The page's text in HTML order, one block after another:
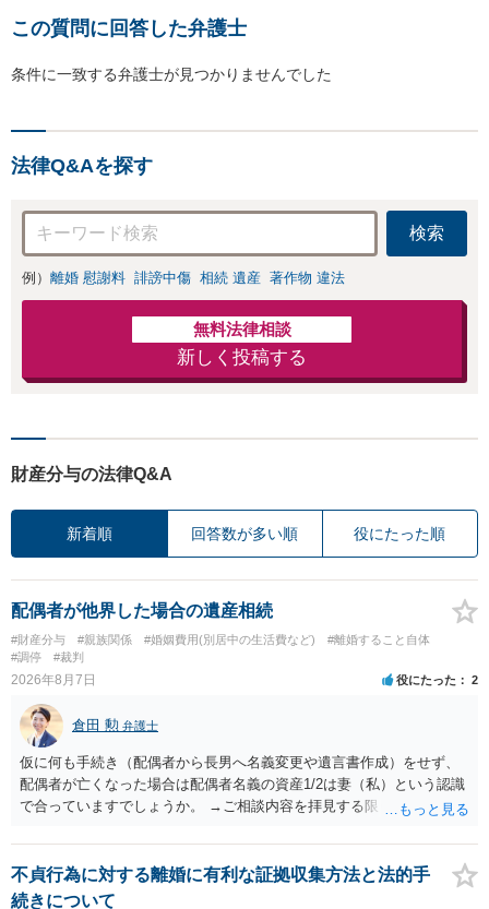
この質問に回答した弁護士
条件に一致する弁護士が見つかりませんでした
法律Q&Aを探す
検索
例） 離婚 慰謝料 誹謗中傷 相続 遺産 著作物 違法
無料法律相談
新しく投稿する
財産分与の法律Q&A
新着順 回答数が多い順 役にたった順
配偶者が他界した場合の遺産相続
#財産分与 #親族関係 #婚姻費用(別居中の生活費など)
#離婚すること自体
#調停
#裁判
2026年8月7日 役にたった 2
倉田 勲 弁護士
仮に何も手続き（配偶者から長男へ名義変更や遺言書作成）をせず、
配偶者が亡くなった場合は配偶者名義の資産1/2は妻（私）という認識
で合っていますでしょうか。 →ご相談内容を拝見する限りでは、その
完全に所有する場合は、他の相続人に対して自宅の評価額の１/２の代
償金の支払いが必要になります。
不貞行為に対する離婚に有利な証拠収集方法と法的手
続きについて